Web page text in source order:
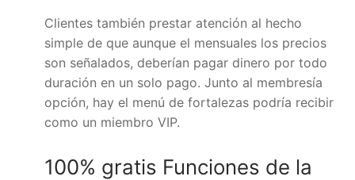
Clientes también prestar atención al hecho
simple de que aunque el mensuales los precios
son señalados, deberían pagar dinero por todo
duración en un solo pago. Junto al membresía
opción, hay el menú de fortalezas podría recibir
como un miembro VIP.
100% gratis Funciones de la